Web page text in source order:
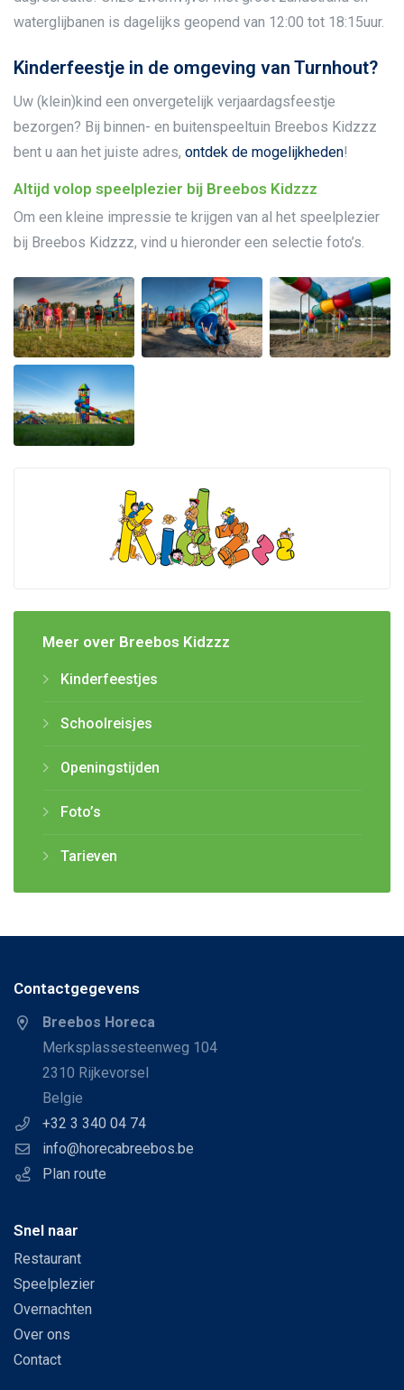
waterglijbanen is dagelijks geopend van 12:00 tot 18:15uur.
Kinderfeestje in de omgeving van Turnhout?
Uw (klein)kind een onvergetelijk verjaardagsfeestje
bezorgen? Bij binnen- en buitenspeeltuin Breebos Kidzzz
bent u aan het juiste adres, ontdek de mogelijkheden!
Altijd volop speelplezier bij Breebos Kidzzz
Om een kleine impressie te krijgen van al het speelplezier
bij Breebos Kidzzz, vind u hieronder een selectie foto’s.
Meer over Breebos Kidzzz
Kinderfeestjes
Schoolreisjes
Openingstijden
Foto’s
Tarieven
Contactgegevens
Breebos Horeca
Merksplassesteenweg 104
2310 Rijkevorsel
Belgie
+32 3 340 04 74
info@horecabreebos.be
Plan route
Snel naar
Restaurant
Speelplezier
Overnachten
Over ons
Contact